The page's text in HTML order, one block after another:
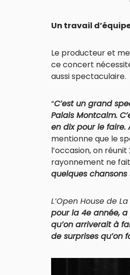
Un travail
Le producteur et
ce concert
aussi spectaculaire.
“C’est un grand
Palais Montcalm.
en dix pour le
mentionne que le
l’occasion, on
rayonnement ne
quelques
L’Open House de
pour la 4e année,
qu’on arriverait à
de surprises qu’on